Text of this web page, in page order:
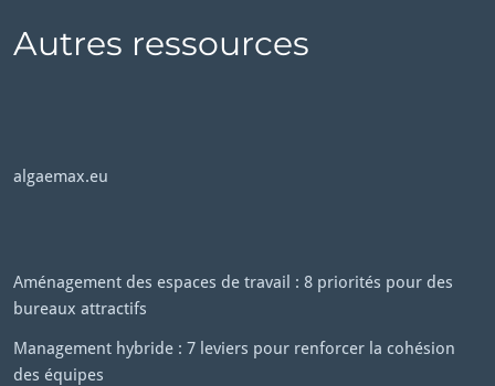
Autres ressources
algaemax.eu
Aménagement des espaces de travail : 8 priorités pour des
bureaux attractifs
Management hybride : 7 leviers pour renforcer la cohésion
des équipes